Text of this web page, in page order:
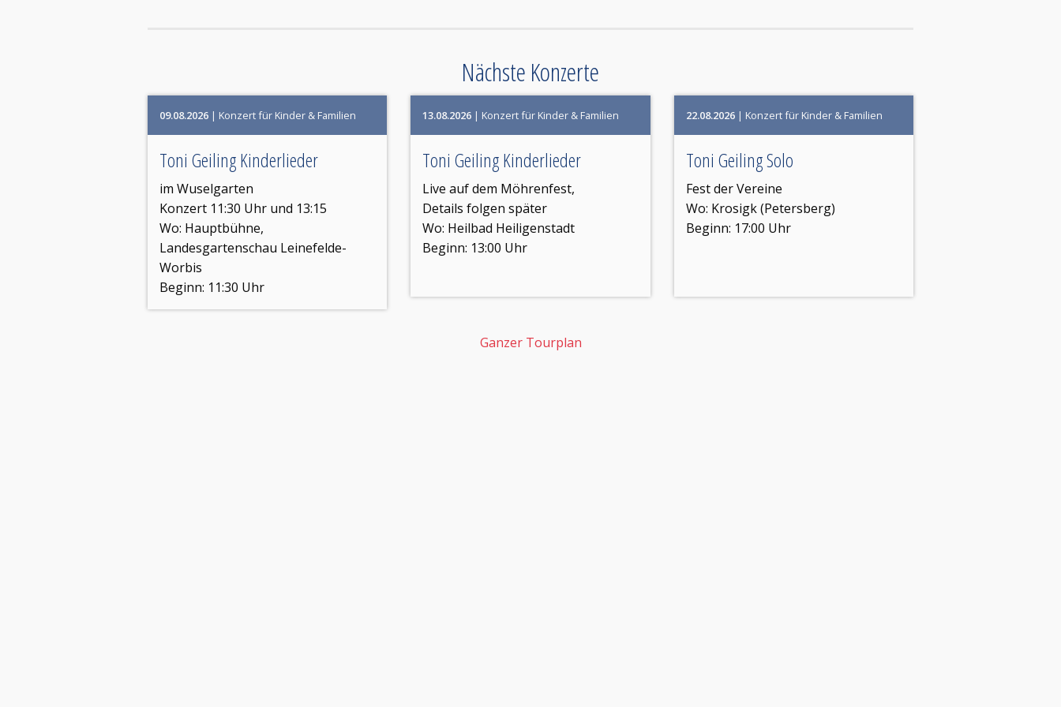
Nächste Konzerte
09.08.2026 | Konzert für Kinder & Familien
Toni Geiling Kinderlieder
im Wuselgarten
Konzert 11:30 Uhr und 13:15
Wo: Hauptbühne,
Landesgartenschau Leinefelde-
Worbis
Beginn: 11:30 Uhr
13.08.2026 | Konzert für Kinder & Familien
Toni Geiling Kinderlieder
Live auf dem Möhrenfest,
Details folgen später
Wo: Heilbad Heiligenstadt
Beginn: 13:00 Uhr
22.08.2026 | Konzert für Kinder & Familien
Toni Geiling Solo
Fest der Vereine
Wo: Krosigk (Petersberg)
Beginn: 17:00 Uhr
Ganzer Tourplan